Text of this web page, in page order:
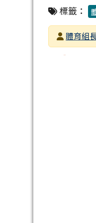
標籤：
發布者體育組
發布日期
瀏覽次數